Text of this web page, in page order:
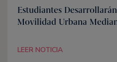
Estudiantes
Movilidad Urbana
LEER NOTICIA